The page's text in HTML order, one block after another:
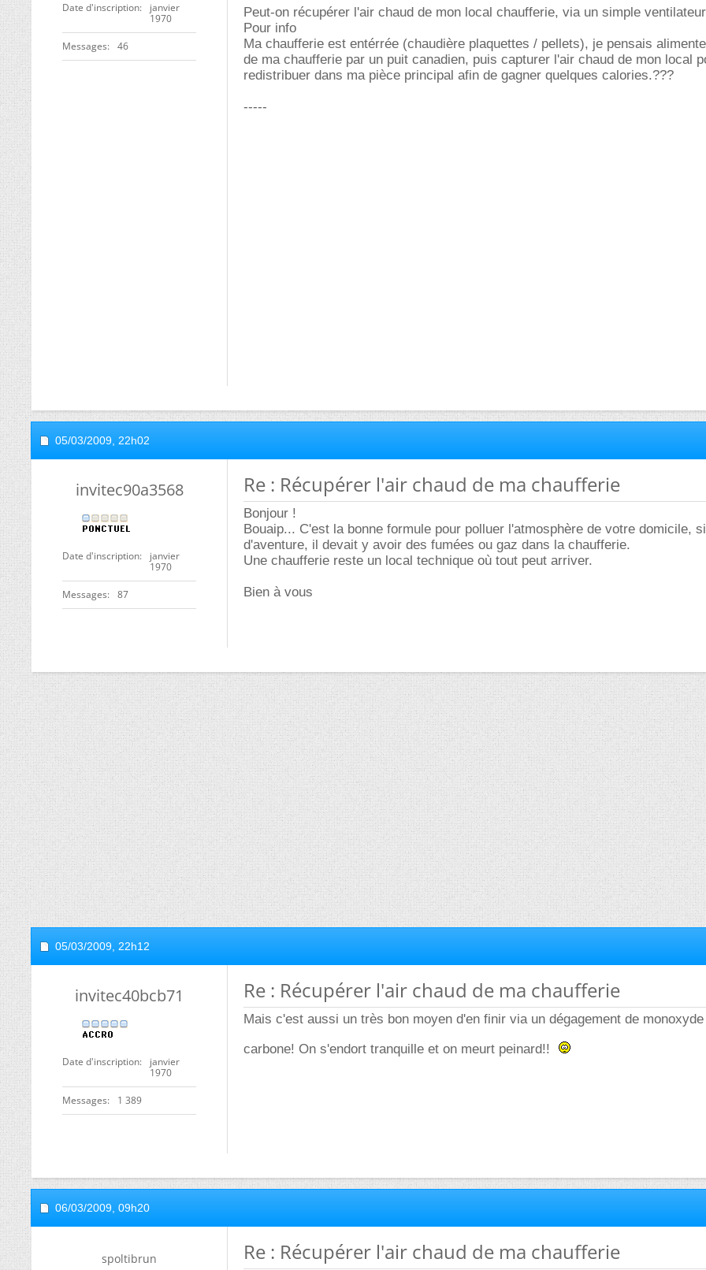
Date d'inscription
janvier
1970
Messages 46
Peut-on récupérer l'air chaud de mon local chaufferie, via un simple
Pour info
Ma chaufferie est entérrée (chaudière plaquettes / pellets), je pensais
de ma chaufferie par un puit canadien, puis capturer l'air chaud de mon local
redistribuer dans ma pièce principal afin de gagner quelques calories.???
-----
05/03/2009, 22h02
invitec90a3568
Date d'inscription
janvier
1970
Messages 87
Re : Récupérer l'air chaud de ma chaufferie
Bonjour !
Bouaip... C'est la bonne formule pour polluer l'atmosphère de votre domicile, si
d'aventure, il devait y avoir des fumées ou gaz dans la chaufferie.
Une chaufferie reste un local technique où tout peut arriver.
Bien à vous
05/03/2009, 22h12
invitec40bcb71
Date d'inscription
janvier
1970
Messages 1 389
Re : Récupérer l'air chaud de ma chaufferie
Mais c'est aussi un très bon moyen d'en finir via un dégagement de
carbone! On s'endort tranquille et on meurt peinard!!
06/03/2009, 09h20
spoltibrun
Re : Récupérer l'air chaud de ma chaufferie